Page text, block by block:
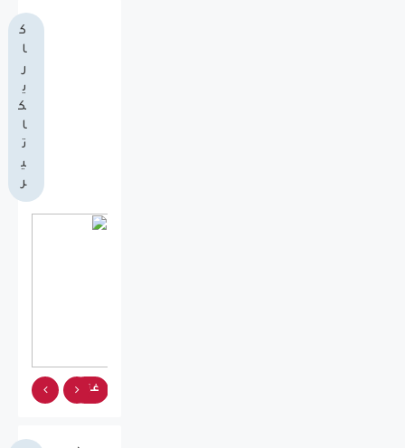
ك
ا
ر
ي
ك
ا
ت
ي
ر
غزة